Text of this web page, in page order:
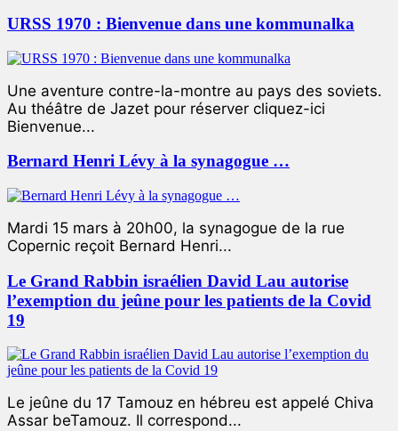
URSS 1970 : Bienvenue dans une kommunalka
Une aventure contre-la-montre au pays des soviets.
Au théâtre de Jazet pour réserver cliquez-ici
Bienvenue...
Bernard Henri Lévy à la synagogue …
Mardi 15 mars à 20h00, la synagogue de la rue
Copernic reçoit Bernard Henri...
Le Grand Rabbin israélien David Lau autorise
l’exemption du jeûne pour les patients de la Covid
19
Le jeûne du 17 Tamouz en hébreu est appelé Chiva
Assar beTamouz. Il correspond...